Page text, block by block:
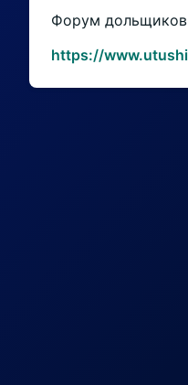
Форум дольщиков
https://